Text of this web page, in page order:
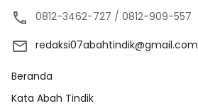
0812-3462-727 / 0812-909-557
redaksi07abahtindik@gmail.com
Beranda
Kata Abah Tindik